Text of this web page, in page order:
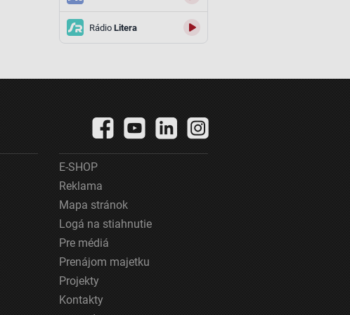
RádioLitera
E-SHOP
Reklama
Mapa stránok
Logá na stiahnutie
Pre médiá
Prenájom majetku
Projekty
Kontakty